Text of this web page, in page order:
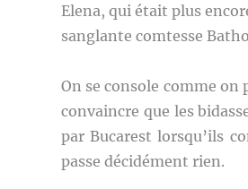
Elena, qui était plus
sanglante comtesse
On se console comme
convaincre que les
par Bucarest lorsqu’ils
passe décidément rien.